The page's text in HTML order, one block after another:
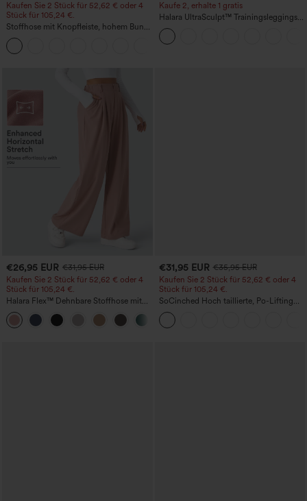
Kaufen Sie 2 Stück für 52,62 € oder 4
Stück für 105,24 €.
Stoffhose mit Knopfleiste, hohem Bund,
mehreren Taschen und geradem Bein
Kaufe 2, erhalte 1 gratis
Halara UltraSculpt™ Trainingsleggings
mit hohem Bund – raffende Push-up-
Po-Form, Bauchkontrolle, Taschen und
formende Passform
€26,95 EUR €31,95 EUR
Kaufen Sie 2 Stück für 52,62 € oder 4
Stück für 105,24 €.
Halara Flex™ Dehnbare Stoffhose mit
hohem Bund, Waffelmuster,
Seitentaschen und weitem Bein
€31,95 EUR €35,95 EUR
Kaufen Sie 2 Stück für 52,62 € oder 4
Stück für 105,24 €.
SoCinched Hoch taillierte, Po-Lifting
7/8-Trainingsleggings mit
Bauchkontrolle und Seitentaschen